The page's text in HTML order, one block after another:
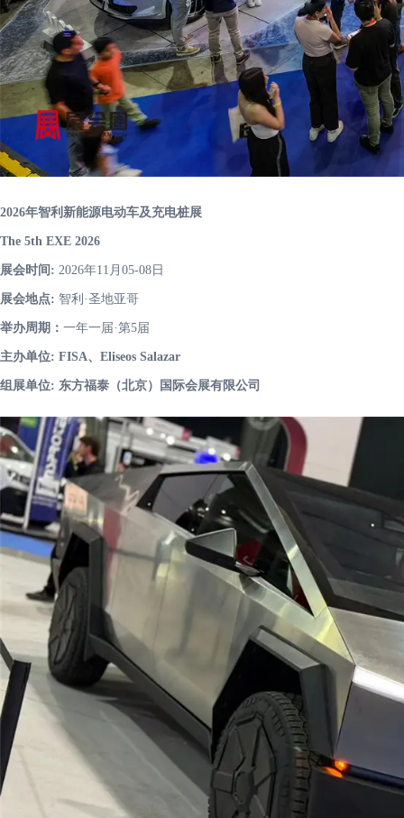
2026年智利新能源电动车及充电桩展
The 5th EXE 2026
展会时间: 2026年11月05-08日
展会地点: 智利·圣地亚哥
举办周期： 一年一届·第5届
主办单位: FISA、Eliseos Salazar
组展单位: 东方福泰（北京）国际会展有限公司